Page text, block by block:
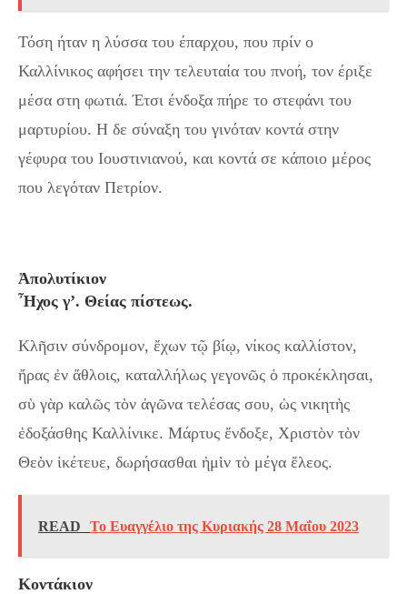
Τόση ήταν η λύσσα του έπαρχου, που πρίν ο
Καλλίνικος αφήσει την τελευταία του πνοή, τον έριξε
μέσα στη φωτιά. Έτσι ένδοξα πήρε το στεφάνι του
μαρτυρίου. Η δε σύναξη του γινόταν κοντά στην
γέφυρα του Iουστινιανού, και κοντά σε κάποιο μέρος
που λεγόταν Πετρίον.
Ἀπολυτίκιον
Ἦχος γ’. Θείας πίστεως.
Κλῆσιν σύνδρομον, ἔχων τῷ βίῳ, νίκος καλλίστον,
ἤρας ἐν ἄθλοις, καταλλήλως γεγονῶς ὁ προκέκλησαι,
σὺ γὰρ καλῶς τὸν ἀγῶνα τελέσας σου, ὡς νικητὴς
ἐδοξάσθης Καλλίνικε. Μάρτυς ἔνδοξε, Χριστὸν τὸν
Θεὸν ἱκέτευε, δωρήσασθαι ἠμὶν τὸ μέγα ἔλεος.
READ Το Ευαγγέλιο της Κυριακής 28 Μαΐου 2023
Κοντάκιον